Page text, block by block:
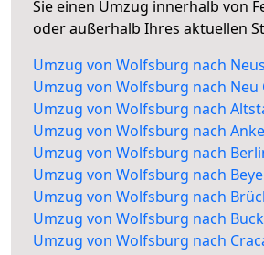
Sie einen Umzug innerhalb von
oder außerhalb Ihres aktuellen
Umzug von Wolfsburg nach
Umzug von Wolfsburg nach Neu
Umzug von Wolfsburg nach
Umzug von Wolfsburg nach
Umzug von Wolfsburg nach
Umzug von Wolfsburg nach
Umzug von Wolfsburg nach
Umzug von Wolfsburg nach
Umzug von Wolfsburg nach